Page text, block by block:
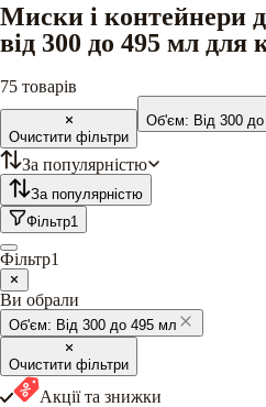
Миски і контейнери
від 300 до 495 мл для
75 товарів
Очистити фільтри
Об'єм: Від 300
За популярністю
За популярністю
Фільтр1
Фільтр1
Ви обрали
Об'єм: Від 300 до 495 мл
Очистити фільтри
Акції та знижки